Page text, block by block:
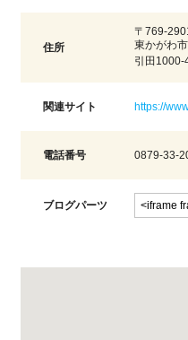
住所
〒769-
東かがわ市
引田1000-
関連サイト https://
電話番号 0879-33-
ブログパーツ